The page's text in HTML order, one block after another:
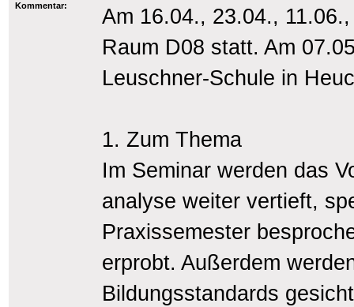
Kommentar:
Am 16.04., 23.04.,
Raum D08 statt. Am
Leuschner-Schule in
1. Zum Thema
Im Seminar werden das
analyse weiter vertieft,
Praxissemester
erprobt. Außerdem
Bildungsstandards